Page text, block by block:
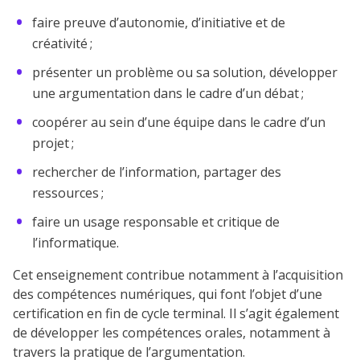
faire preuve d’autonomie, d’initiative et de
créativité ;
présenter un problème ou sa solution, développer
une argumentation dans le cadre d’un débat ;
coopérer au sein d’une équipe dans le cadre d’un
projet ;
rechercher de l’information, partager des
ressources ;
faire un usage responsable et critique de
l’informatique.
Cet enseignement contribue notamment à l’acquisition
des compétences numériques, qui font l’objet d’une
certification en fin de cycle terminal. Il s’agit également
de développer les compétences orales, notamment à
travers la pratique de l’argumentation.